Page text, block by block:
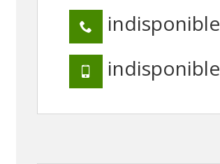
indisponible
indisponible